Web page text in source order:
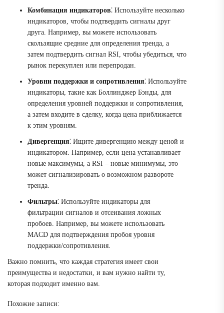
Комбинация индикаторов⁚ Используйте несколько
индикаторов, чтобы подтвердить сигналы друг
друга. Например, вы можете использовать
скользящие средние для определения тренда, а
затем подтвердить сигнал RSI, чтобы убедиться, что
рынок перекуплен или перепродан.
Уровни поддержки и сопротивления⁚ Используйте
индикаторы, такие как Боллинджер Бэнды, для
определения уровней поддержки и сопротивления,
а затем входите в сделку, когда цена приближается
к этим уровням.
Дивергенция⁚ Ищите дивергенцию между ценой и
индикатором. Например, если цена устанавливает
новые максимумы, а RSI – новые минимумы, это
может сигнализировать о возможном развороте
тренда.
Фильтры⁚ Используйте индикаторы для
фильтрации сигналов и отсеивания ложных
пробоев. Например, вы можете использовать
MACD для подтверждения пробоя уровня
поддержки/сопротивления.
Важно помнить, что каждая стратегия имеет свои
преимущества и недостатки, и вам нужно найти ту,
которая подходит именно вам.
Похожие записи: